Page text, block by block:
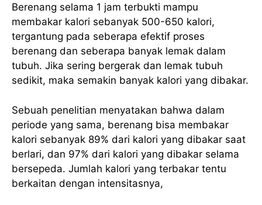
Berenang selama 1 jam terbukti mampu
membakar kalori sebanyak 500-650 kalori,
tergantung pada seberapa efektif proses
berenang dan seberapa banyak lemak dalam
tubuh. Jika sering bergerak dan lemak tubuh
sedikit, maka semakin banyak kalori yang dibakar.
Sebuah penelitian menyatakan bahwa dalam
periode yang sama, berenang bisa membakar
kalori sebanyak 89% dari kalori yang dibakar saat
berlari, dan 97% dari kalori yang dibakar selama
bersepeda. Jumlah kalori yang terbakar tentu
berkaitan dengan intensitasnya,